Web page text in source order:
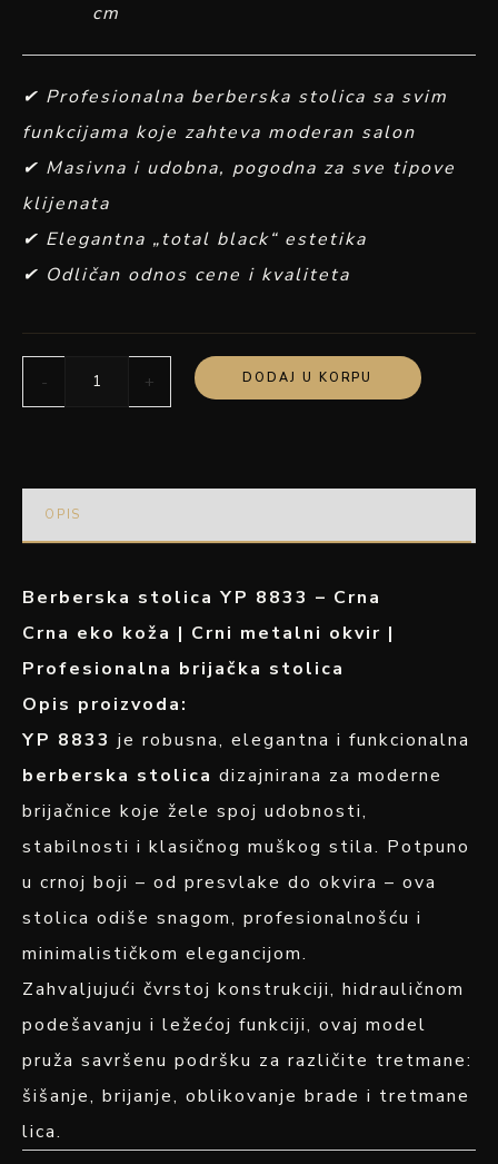
cm
✔ Profesionalna berberska stolica sa svim
funkcijama koje zahteva moderan salon
✔ Masivna i udobna, pogodna za sve tipove
klijenata
✔ Elegantna „total black“ estetika
✔ Odličan odnos cene i kvaliteta
- + DODAJ U KORPU
OPIS
Berberska stolica YP 8833 – Crna
Crna eko koža | Crni metalni okvir |
Profesionalna brijačka stolica
Opis proizvoda:
YP 8833 je robusna, elegantna i funkcionalna
berberska stolica dizajnirana za moderne
brijačnice koje žele spoj udobnosti,
stabilnosti i klasičnog muškog stila. Potpuno
u crnoj boji – od presvlake do okvira – ova
stolica odiše snagom, profesionalnošću i
minimalističkom elegancijom.
Zahvaljujući čvrstoj konstrukciji, hidrauličnom
podešavanju i ležećoj funkciji, ovaj model
pruža savršenu podršku za različite tretmane:
šišanje, brijanje, oblikovanje brade i tretmane
lica.